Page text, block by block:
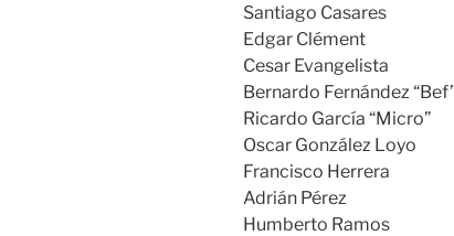
Santiago Casares
Edgar Clément
Cesar Evangelista
Bernardo Fernández
Ricardo García “Micro”
Oscar González Loyo
Francisco Herrera
Adrián Pérez
Humberto Ramos